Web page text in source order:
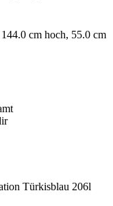
cm hoch, 55.0 cm
Türkisblau 206l